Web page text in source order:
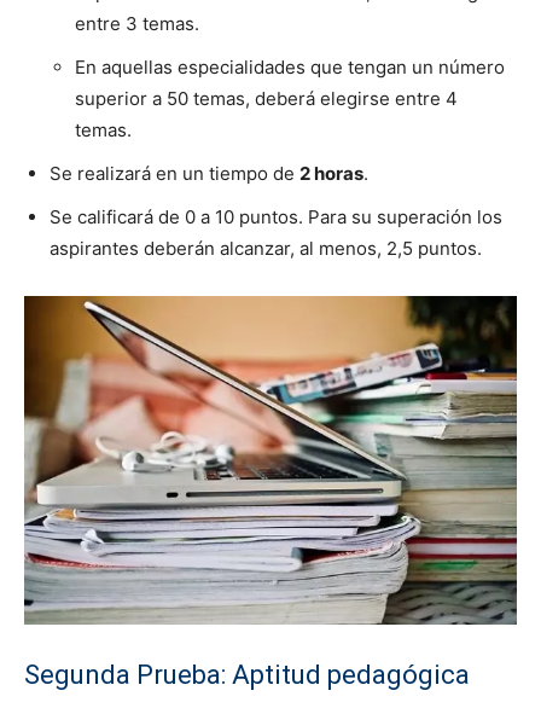
entre 3 temas.
En aquellas especialidades que tengan un número
superior a 50 temas, deberá elegirse entre 4
temas.
Se realizará en un tiempo de 2 horas.
Se calificará de 0 a 10 puntos. Para su superación los
aspirantes deberán alcanzar, al menos, 2,5 puntos.
Segunda Prueba: Aptitud pedagógica